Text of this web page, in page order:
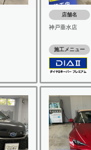
店舗名
神戸垂水店
施工メニュー